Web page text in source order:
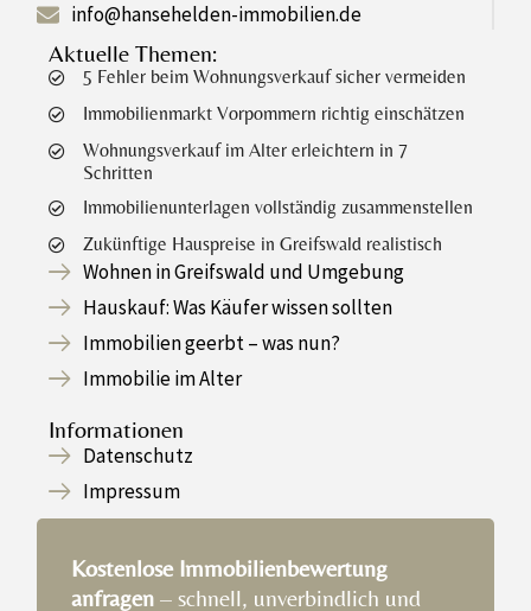
info@hansehelden-immobilien.de
Aktuelle Themen:
5 Fehler beim Wohnungsverkauf sicher vermeiden
Immobilienmarkt Vorpommern richtig einschätzen
Wohnungsverkauf im Alter erleichtern in 7
Schritten
Immobilienunterlagen vollständig zusammenstellen
Zukünftige Hauspreise in Greifswald realistisch
Wohnen in Greifswald und Umgebung
Hauskauf: Was Käufer wissen sollten
Immobilien geerbt – was nun?
Immobilie im Alter
Informationen
Datenschutz
Impressum
Kostenlose Immobilienbewertung
anfragen – schnell, unverbindlich und